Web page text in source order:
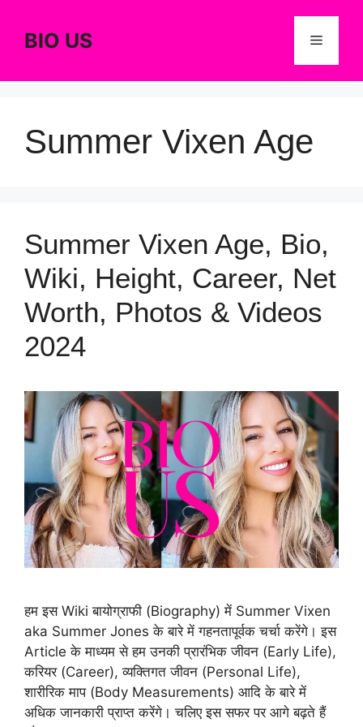
contentBIO US Menu
Summer Vixen Age
Summer Vixen Age, Bio,
Wiki, Height, Career, Net
Worth, Photos & Videos
2024
हम इस Wiki बायोग्राफी (Biography) में Summer Vixen
aka Summer Jones के बारे में गहनतापूर्वक चर्चा करेंगे। इस
Article के माध्यम से हम उनकी प्रारंभिक जीवन (Early Life),
करियर (Career), व्यक्तिगत जीवन (Personal Life),
शारीरिक माप (Body Measurements) आदि के बारे में
अधिक जानकारी प्राप्त करेंगे। चलिए इस सफर पर आगे बढ़ते हैं